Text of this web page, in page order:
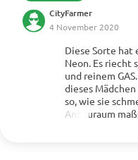
CityFarmer
4 November 2020
Diese Sorte hat
Neon. Es riecht
und reinem
dieses
so, wie sie
Anbauraum
Mehr anzeigen